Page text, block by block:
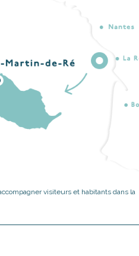
visiteurs et habitants dans la